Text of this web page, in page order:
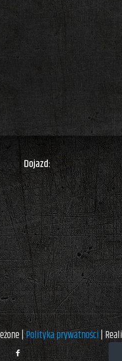
Dojazd:
|Polityka prywatności|